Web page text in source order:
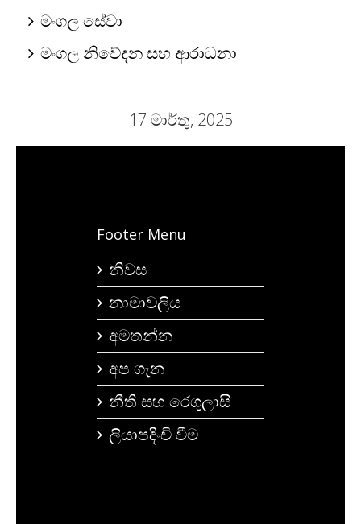
මංගල සේවා
මංගල නිවේදන සහ ආරාධනා
17 මාර්තු, 2025
Footer Menu
නිවස
නාමාවලිය
අමතන්න
අප ගැන
නීති සහ රෙගුලාසි
ලියාපදිංචි වීම